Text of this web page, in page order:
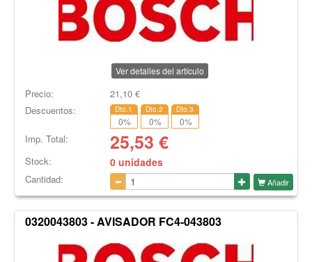
Ver detalles del artículo
Precio: 21,10€
Descuentos:
Dto.1
0%
Dto.2
0%
Dto.3
0%
Imp. Total: 25,53 €
Stock: 0 unidades
Cantidad: Añadir
0320043803 - AVISADOR FC4-043803